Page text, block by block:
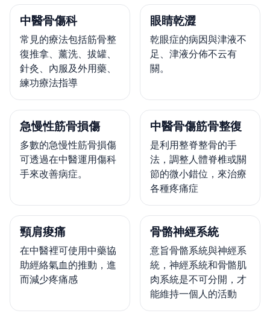
中醫骨傷科
常見的療法包括筋骨整
復推拿、薰洗、拔罐、
針灸、內服及外用藥、
練功療法指導
眼睛乾澀
乾眼症的病因與津液不
足、津液分佈不云有
關。
急慢性筋骨損傷
多數的急慢性筋骨損傷
可透過在中醫運用傷科
手來改善病症。
中醫骨傷筋骨整復
是利用整脊整骨的手
法，調整人體脊椎或關
節的微小錯位，來治療
各種疼痛症
頸肩痠痛
在中醫裡可使用中藥協
助經絡氣血的推動，進
而減少疼痛感
骨骼神經系統
意旨骨骼系統與神經系
統，神經系統和骨骼肌
肉系統是不可分開，才
能維持一個人的活動